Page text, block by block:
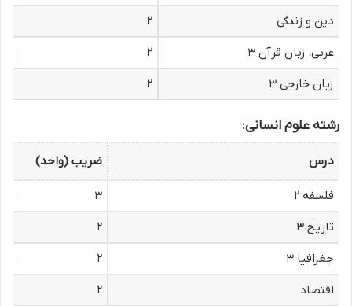
دین و زندگی
۲
عربی، زبان قرآن ۳
۲
زبان خارجی ۳
۲
رشته علوم انسانی:
درس ضریب (واحد)
فلسفه ۲
۳
تاریخ ۳
۲
جغرافیا ۳
۲
اقتصاد
۲